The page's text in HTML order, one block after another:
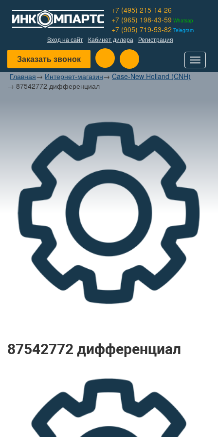
+7 (495) 215-14-26
+7 (965) 198-43-59 Whatsap
+7 (905) 719-53-82 Telegram
Вход на сайт Кабинет дилера Регистрация
Заказать звонок
Toggle
Главная→ Интернет-магазин→ Case-New Holland (CNH)
→ 87542772 дифференциал
87542772 дифференциал